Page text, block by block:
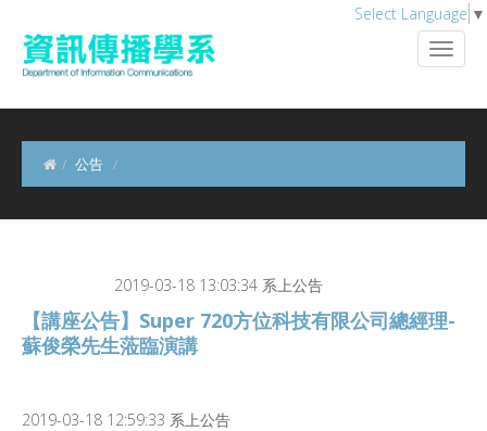
Select Language ▼
公告
2019-03-18 13:03:34 系上公告
【講座公告】Super 720方位科技有限公司總經理-
蘇俊榮先生蒞臨演講
2019-03-18 12:59:33 系上公告